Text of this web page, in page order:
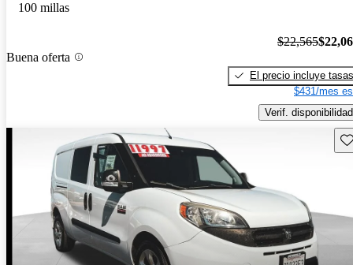
100 millas
Buena oferta
$22,565
El precio incluye tasas
$431/mes
Verif. disponibilidad